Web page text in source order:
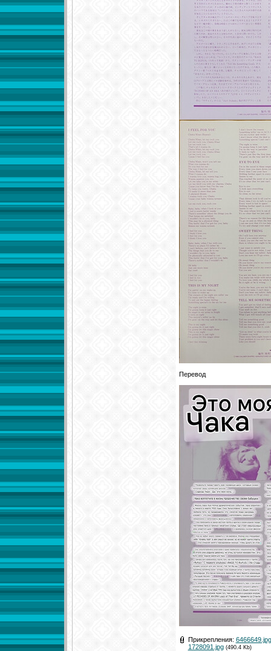
Перевод
Прикрепления: 6466649.jpg
1728091.jpg (490.4 Kb)